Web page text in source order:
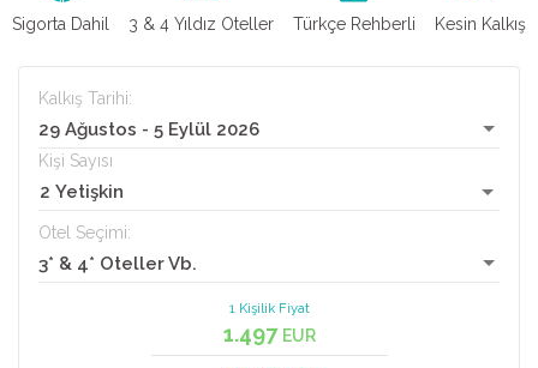
Sigorta Dahil 3 & 4 Yıldız Oteller Türkçe Rehberli Kesin Kalkış
Kalkış Tarihi:
29 Ağustos - 5 Eylül 2026
Kişi Sayısı
2 Yetişkin
Otel Seçimi:
3* & 4* Oteller Vb.
1 Kişilik Fiyat
1.497 EUR